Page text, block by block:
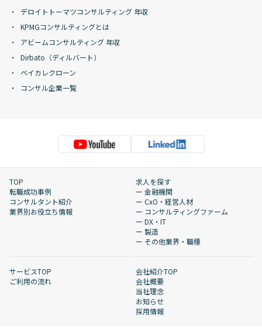
デロイトトーマツコンサルティング 年収
KPMGコンサルティングとは
アビームコンサルティング 年収
Dirbato（ディルバート）
ベイカレクローン
コンサル企業一覧
TOP
転職成功事例
コンサルタント紹介
業界別お役立ち情報
求人を探す
ー 金融機関
ー CxO・経営人材
ー コンサルティングファーム
ー DX・IT
ー 製造
ー その他業界・職種
サービスTOP
ご利用の流れ
会社紹介TOP
会社概要
当社理念
お知らせ
採用情報